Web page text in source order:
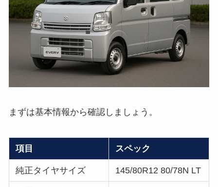
まずは基本情報から確認しましょう。
項目 スペック
純正タイヤサイズ 145/80R12 80/78N LT